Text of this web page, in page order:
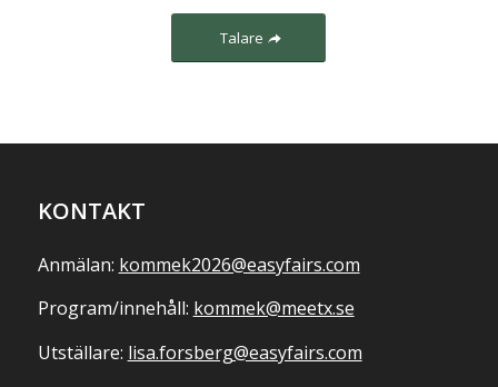
Talare
KONTAKT
Anmälan: kommek2026@easyfairs.com
Program/innehåll: kommek@meetx.se
Utställare: lisa.forsberg@easyfairs.com